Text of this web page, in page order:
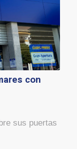
con
sus puertas